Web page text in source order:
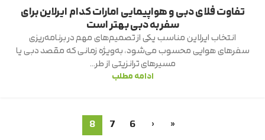
تفاوت فلای دبی و هواپیمایی امارات کدام ایرلاین برای
سفر به دبی بهتر است
انتخاب ایرلاین مناسب یکی از تصمیم‌های مهم در برنامه‌ریزی
سفرهای هوایی محسوب می‌شود، به‌ویژه زمانی که مقصد دبی یا
مسیرهای ترانزیتی از طر...
ادامه مطلب
«
‹
6
7
8